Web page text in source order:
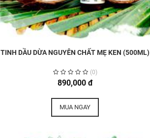
TINH DẦU DỪA NGUYÊN CHẤT MẸ KEN (500ML)
(0)
890,000 đ
MUA NGAY